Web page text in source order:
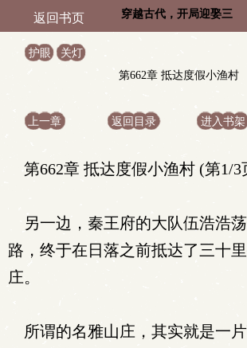
返回书页 穿越古代，开局迎娶三
护眼 关灯
第662章 抵达度假小渔村
上一章 返回目录 进入书架
第662章 抵达度假小渔村 (第1/3
另一边，秦王府的大队伍浩浩
路，终于在日落之前抵达了三十
庄。
所谓的名雅山庄，其实就是一